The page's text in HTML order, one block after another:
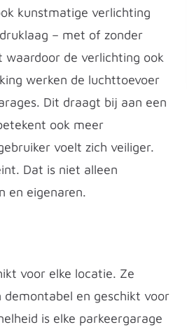
kunstmatige verlichting
– met of zonder
waardoor de verlichting ook
werken de luchttoevoer
Dit draagt bij aan een
ook meer
voelt zich veiliger.
Dat is niet alleen
en eigenaren.
voor elke locatie. Ze
en geschikt voor
is elke parkeergarage